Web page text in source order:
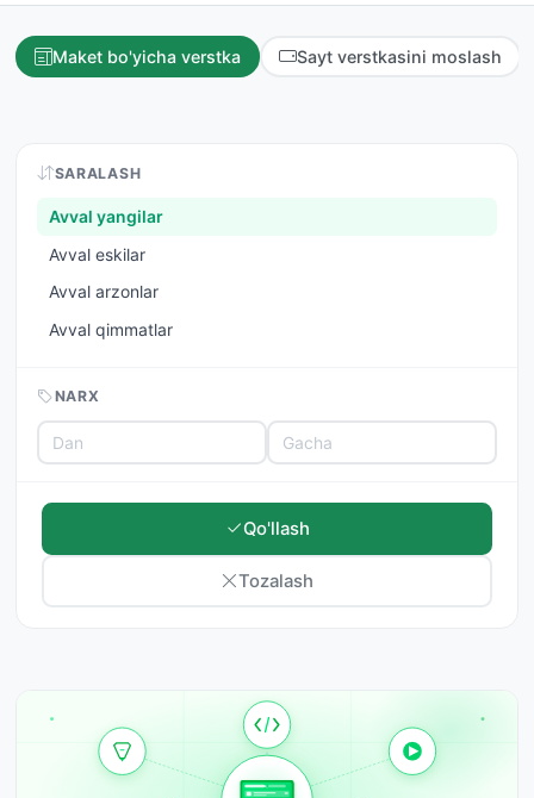
Maket bo'yicha verstka Sayt verstkasini moslash
SARALASH
Avval yangilar
Avval eskilar
Avval arzonlar
Avval qimmatlar
NARX
Qo'llash
Tozalash